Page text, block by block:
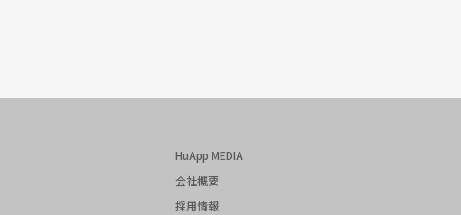
HuApp MEDIA
会社概要
採用情報